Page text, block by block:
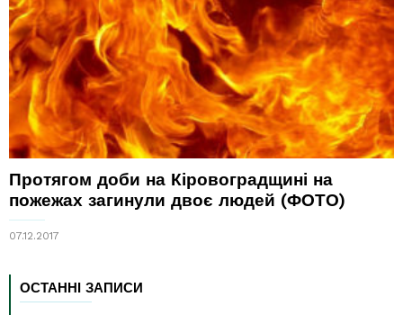
Протягом доби на Кіровоградщині на
пожежах загинули двоє людей (ФОТО)
07.12.2017
ОСТАННІ ЗАПИСИ